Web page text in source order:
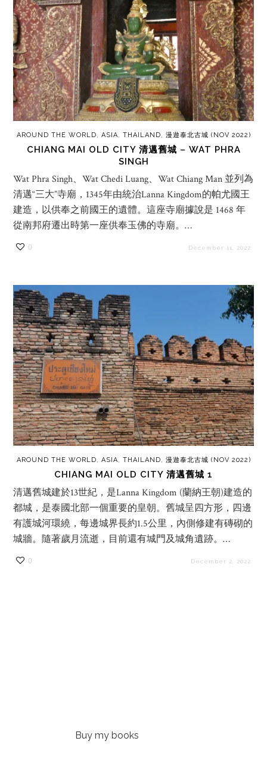
AROUND THE WORLD, ASIA, THAILAND, 漫遊泰北古城 (NOV 2022)
CHIANG MAI OLD CITY 清邁舊城 – WAT PHRA
SINGH
Wat Phra Singh、Wat Chedi Luang、Wat Chiang Man 並列為
清邁“三大”寺廟，1345年由統治Lanna Kingdom的帕尤國王
建造，以供奉之前國王的遺體。這座寺廟據說是 1468 年
從南邦府遷出時第一座供奉玉佛的寺廟。…
0 December 11, 2022
AROUND THE WORLD, ASIA, THAILAND, 漫遊泰北古城 (NOV 2022)
CHIANG MAI OLD CITY 清邁舊城 1
清邁舊城建於13世紀，是Lanna Kingdom (蘭納王朝)建造的
都城，是泰國北部一個重要的皇朝。舊城呈四方形，四邊
有護城河環繞，每邊城界長約1.5公里，內側修建有磚砌的
城牆。隨著歲月流逝，目前還有城門及城角遺跡。…
0 December 2, 2022
Buy my books